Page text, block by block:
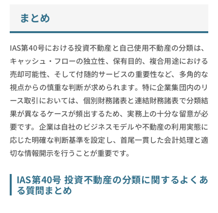
まとめ
IAS第40号における投資不動産と自己使用不動産の分類は、
キャッシュ・フローの独立性、保有目的、複合用途における
売却可能性、そして付随的サービスの重要性など、多角的な
視点からの慎重な判断が求められます。特に企業集団内のリ
ース取引においては、個別財務諸表と連結財務諸表で分類結
果が異なるケースが頻出するため、実務上の十分な留意が必
要です。企業は自社のビジネスモデルや不動産の利用実態に
応じた明確な判断基準を設定し、首尾一貫した会計処理と適
切な情報開示を行うことが重要です。
IAS第40号 投資不動産の分類に関するよくあ
る質問まとめ